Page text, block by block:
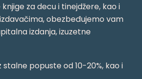
za decu i tinejdžere, kao i
obezbeđujemo vam
izdanja, izuzetne
popuste od 10-20%, kao i